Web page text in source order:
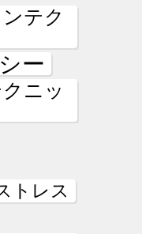
テク
ー
ニッ
トレス